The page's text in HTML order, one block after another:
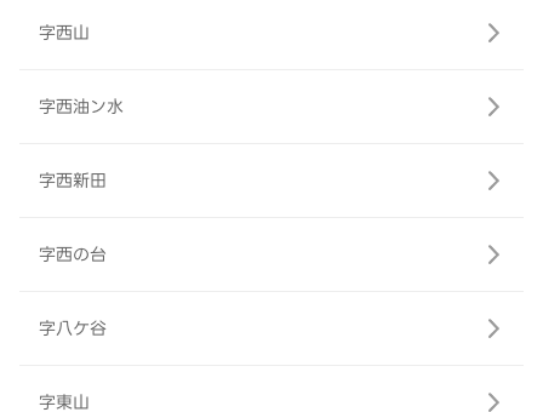
字西山
字西油ン水
字西新田
字西の台
字八ケ谷
字東山